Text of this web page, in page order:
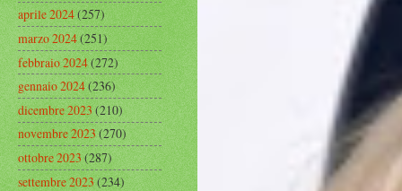
aprile 2024(257)
marzo 2024(251)
febbraio 2024(272)
gennaio 2024(236)
dicembre 2023(210)
novembre 2023(270)
ottobre 2023(287)
settembre 2023(234)